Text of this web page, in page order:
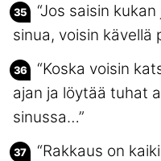
“Jos saisin
sinua, voisin kävellä
“Koska voisin
ajan ja löytää tuhat
sinussa…”
“Rakkaus on